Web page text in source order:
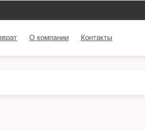
О компании Контакты